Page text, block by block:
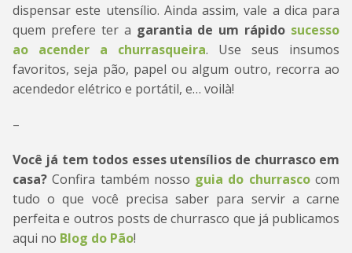
dispensar este utensílio. Ainda assim, vale a dica para
quem prefere ter a garantia de um rápido sucesso
ao acender a churrasqueira. Use seus insumos
favoritos, seja pão, papel ou algum outro, recorra ao
acendedor elétrico e portátil, e… voilà!
–
Você já tem todos esses utensílios de churrasco em
casa? Confira também nosso guia do churrascocom
tudo o que você precisa saber para servir a carne
perfeita e outros posts de churrasco que já publicamos
aqui no Blog do Pão!